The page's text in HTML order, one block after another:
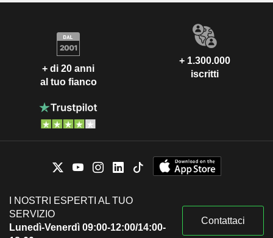
+ di 20 anni
al tuo fianco
+ 1.300.000
iscritti
I NOSTRI ESPERTI AL TUO
SERVIZIO
Lunedì-Venerdì 09:00-12:00/14:00-
Contattaci